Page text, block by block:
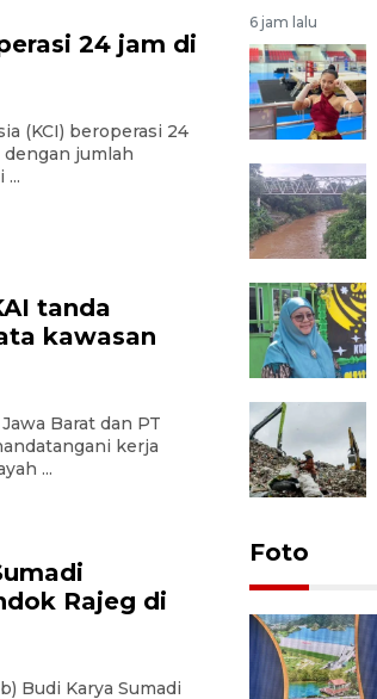
24 jam di
(KCI) beroperasi 24
dengan jumlah
tanda
kawasan
Barat dan PT
kerja
...
Rajeg di
Budi Karya Sumadi
6 jam lalu
Foto